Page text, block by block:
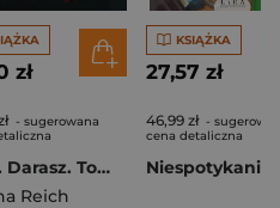
zł
- sugerowana
Afryt. Darasz. Tom 3
Reich
KSIĄŻKA
27,57 zł
46,99 zł -
cena detaliczna